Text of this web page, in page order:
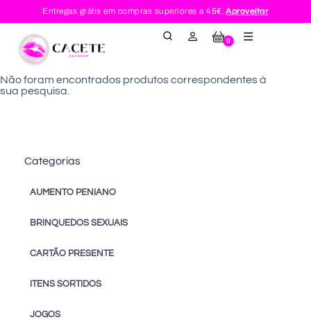
Entregas grátis em compras superiores a45€.Aproveitar
0
Não foram encontrados produtos correspondentes à
sua pesquisa.
Categorias
AUMENTO PENIANO
BRINQUEDOS SEXUAIS
CARTÃO PRESENTE
ITENS SORTIDOS
JOGOS